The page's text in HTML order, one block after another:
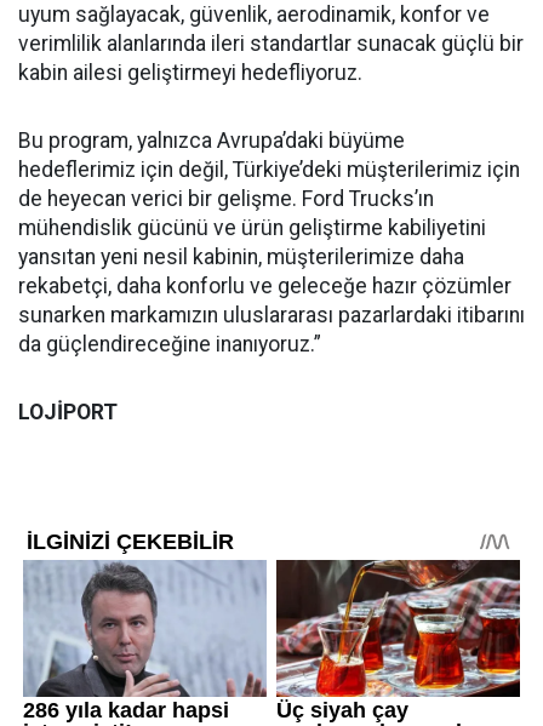
uyum sağlayacak, güvenlik, aerodinamik, konfor ve
verimlilik alanlarında ileri standartlar sunacak güçlü bir
kabin ailesi geliştirmeyi hedefliyoruz.
Bu program, yalnızca Avrupa’daki büyüme
hedeflerimiz için değil, Türkiye’deki müşterilerimiz için
de heyecan verici bir gelişme. Ford Trucks’ın
mühendislik gücünü ve ürün geliştirme kabiliyetini
yansıtan yeni nesil kabinin, müşterilerimize daha
rekabetçi, daha konforlu ve geleceğe hazır çözümler
sunarken markamızın uluslararası pazarlardaki itibarını
da güçlendireceğine inanıyoruz.”
LOJİPORT